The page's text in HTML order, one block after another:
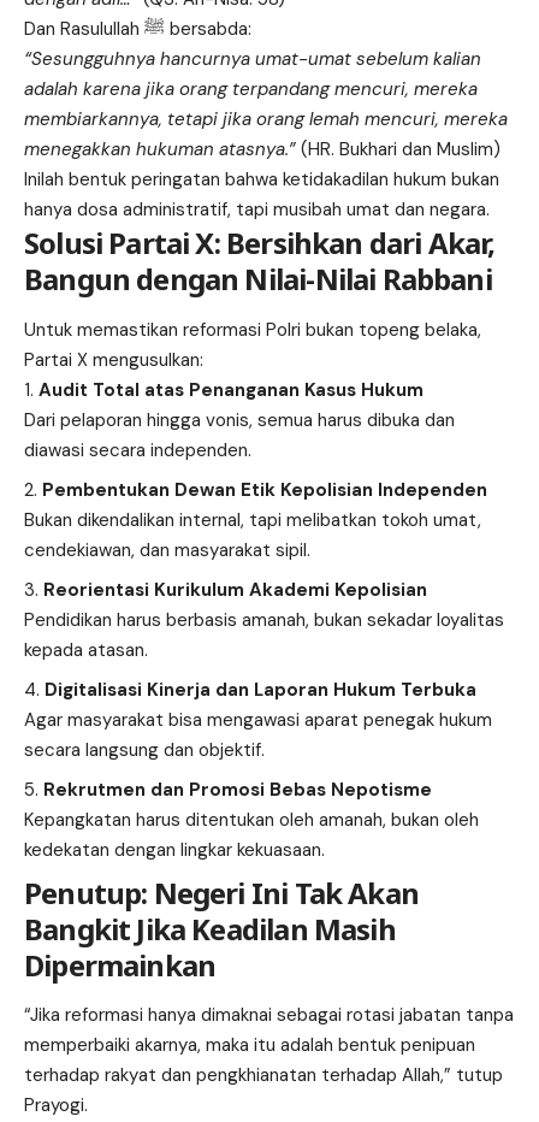
Dan Rasulullah ﷺ bersabda:
“Sesungguhnya hancurnya umat-umat sebelum kalian
adalah karena jika orang terpandang mencuri, mereka
membiarkannya, tetapi jika orang lemah mencuri, mereka
menegakkan hukuman atasnya.” (HR. Bukhari dan Muslim)
Inilah bentuk peringatan bahwa ketidakadilan hukum bukan
hanya dosa administratif, tapi musibah umat dan negara.
Solusi Partai X: Bersihkan dari Akar,
Bangun dengan Nilai-Nilai Rabbani
Untuk memastikan reformasi Polri bukan topeng belaka,
Partai X mengusulkan:
Audit Total atas Penanganan Kasus Hukum
Dari pelaporan hingga vonis, semua harus dibuka dan
diawasi secara independen.
Pembentukan Dewan Etik Kepolisian Independen
Bukan dikendalikan internal, tapi melibatkan tokoh umat,
cendekiawan, dan masyarakat sipil.
Reorientasi Kurikulum Akademi Kepolisian
Pendidikan harus berbasis amanah, bukan sekadar loyalitas
kepada atasan.
Digitalisasi Kinerja dan Laporan Hukum Terbuka
Agar masyarakat bisa mengawasi aparat penegak hukum
secara langsung dan objektif.
Rekrutmen dan Promosi Bebas Nepotisme
Kepangkatan harus ditentukan oleh amanah, bukan oleh
kedekatan dengan lingkar kekuasaan.
Penutup: Negeri Ini Tak Akan
Bangkit Jika Keadilan Masih
Dipermainkan
“Jika reformasi hanya dimaknai sebagai rotasi jabatan tanpa
memperbaiki akarnya, maka itu adalah bentuk penipuan
terhadap rakyat dan pengkhianatan terhadap Allah,” tutup
Prayogi.